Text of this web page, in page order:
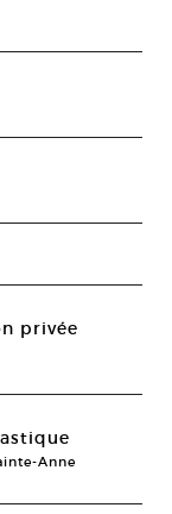
privée
Anne